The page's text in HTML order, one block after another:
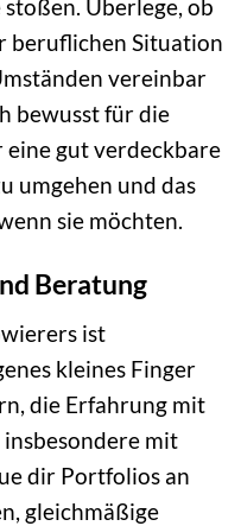
Überlege, ob
beruflichen Situation
vereinbar
bewusst für die
eine gut verdeckbare
umgehen und das
sie möchten.
Beratung
ist
kleines Finger
die Erfahrung mit
mit
dir Portfolios an
gleichmäßige